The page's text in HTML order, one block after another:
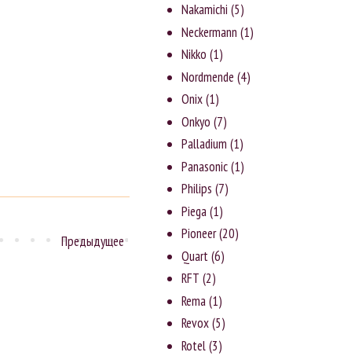
Предыдущее
Nakamichi (5)
Neckermann (1)
Nikko (1)
Nordmende (4)
Onix(1)
Onkyo (7)
Palladium (1)
Panasonic(1)
Philips (7)
Piega(1)
Pioneer(20)
Quart(6)
RFT (2)
Rema(1)
Revox(5)
Rotel(3)